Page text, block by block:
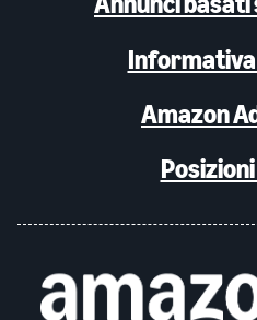
Informativa
Amazon